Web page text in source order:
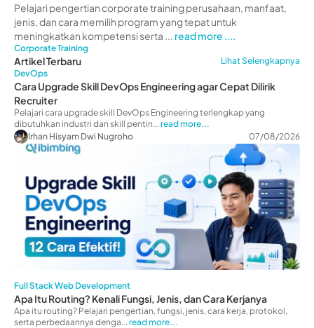
Manfaat
Pelajari pengertian corporate training perusahaan, manfaat,
jenis, dan cara memilih program yang tepat untuk
meningkatkan kompetensi serta ... read more ....
Corporate Training
Artikel Terbaru
Lihat Selengkapnya
DevOps
Cara Upgrade Skill DevOps Engineering agar Cepat Dilirik
Recruiter
Pelajari cara upgrade skill DevOps Engineering terlengkap yang
dibutuhkan industri dan skill pentin... read more...
Irhan Hisyam Dwi Nugroho
07/08/2026
Full Stack Web Development
Apa Itu Routing? Kenali Fungsi, Jenis, dan Cara Kerjanya
Apa itu routing? Pelajari pengertian, fungsi, jenis, cara kerja, protokol,
serta perbedaannya denga... read more...